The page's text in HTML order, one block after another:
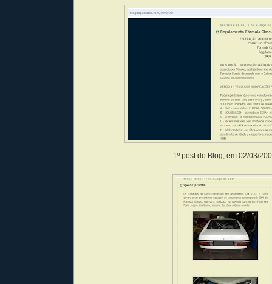
1º post do Blog, em 02/03/